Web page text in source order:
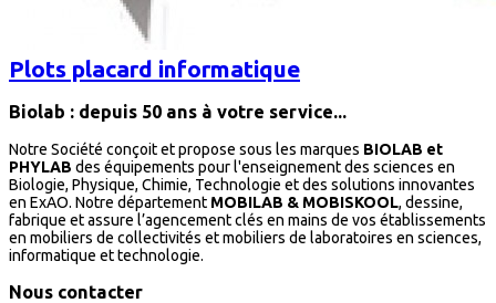
Plots placard informatique
Biolab : depuis 50 ans à votre service...
Notre Société conçoit et propose sous les marques BIOLAB et
PHYLAB des équipements pour l'enseignement des sciences en
Biologie, Physique, Chimie, Technologie et des solutions innovantes
en ExAO. Notre département MOBILAB & MOBISKOOL, dessine,
fabrique et assure l’agencement clés en mains de vos établissements
en mobiliers de collectivités et mobiliers de laboratoires en sciences,
informatique et technologie.
Nous contacter